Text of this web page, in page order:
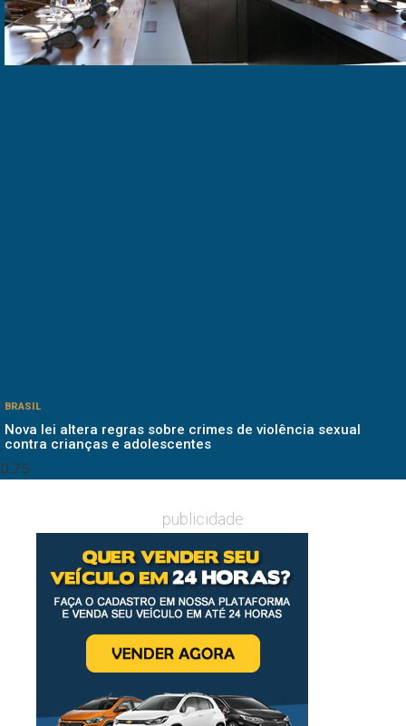
BRASIL
Nova lei altera regras sobre crimes de violência sexual
contra crianças e adolescentes
publicidade